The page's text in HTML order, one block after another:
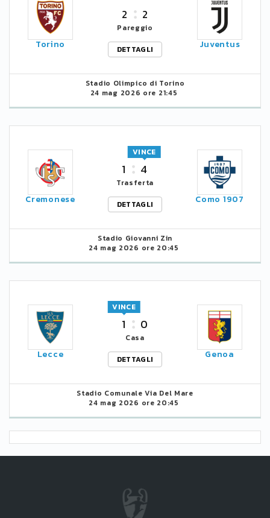
Torino
2 2
Pareggio
DETTAGLI
Juventus
Stadio Olimpico di Torino
24 mag 2026 ore 21:45
Cremonese
1 4
VINCE
Trasferta
DETTAGLI
Como 1907
Stadio Giovanni Zin
24 mag 2026 ore 20:45
Lecce
1
VINCE
0
Casa
DETTAGLI
Genoa
Stadio Comunale Via Del Mare
24 mag 2026 ore 20:45